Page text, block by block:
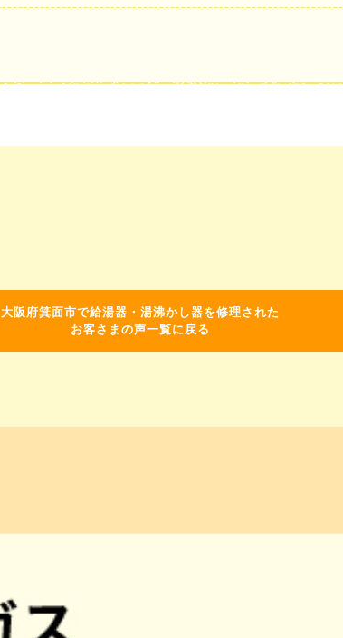
大阪府箕面市で給湯器・湯沸かし器を修理された
お客さまの声一覧に戻る